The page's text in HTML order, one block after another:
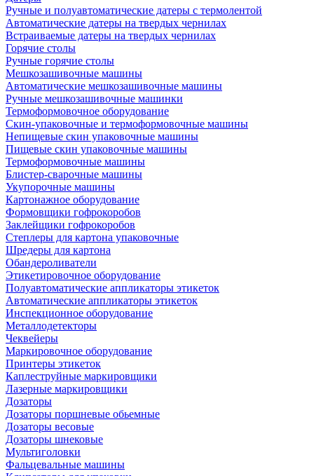
Ручные и полуавтоматические датеры с термолентой
Автоматические датеры на твердых чернилах
Встраиваемые датеры на твердых чернилах
Горячие столы
Ручные горячие столы
Мешкозашивочные машины
Автоматические мешкозашивочные машины
Ручные мешкозашивочные машинки
Термоформовочное оборудование
Скин-упаковочные и термоформовочные машины
Непищевые скин упаковочные машины
Пищевые скин упаковочные машины
Термоформовочные машины
Блистер-сварочные машины
Укупорочные машины
Картонажное оборудование
Формовщики гофрокоробов
Заклейщики гофрокоробов
Степлеры для картона упаковочные
Шредеры для картона
Обандероливатели
Этикетировочное оборудование
Полуавтоматические аппликаторы этикеток
Автоматические аппликаторы этикеток
Инспекционное оборудование
Металлодетекторы
Чеквейеры
Маркировочное оборудование
Принтеры этикеток
Каплеструйные маркировщики
Лазерные маркировщики
Дозаторы
Дозаторы поршневые обьемные
Дозаторы весовые
Дозаторы шнековые
Мультиголовки
Фальцевальные машины